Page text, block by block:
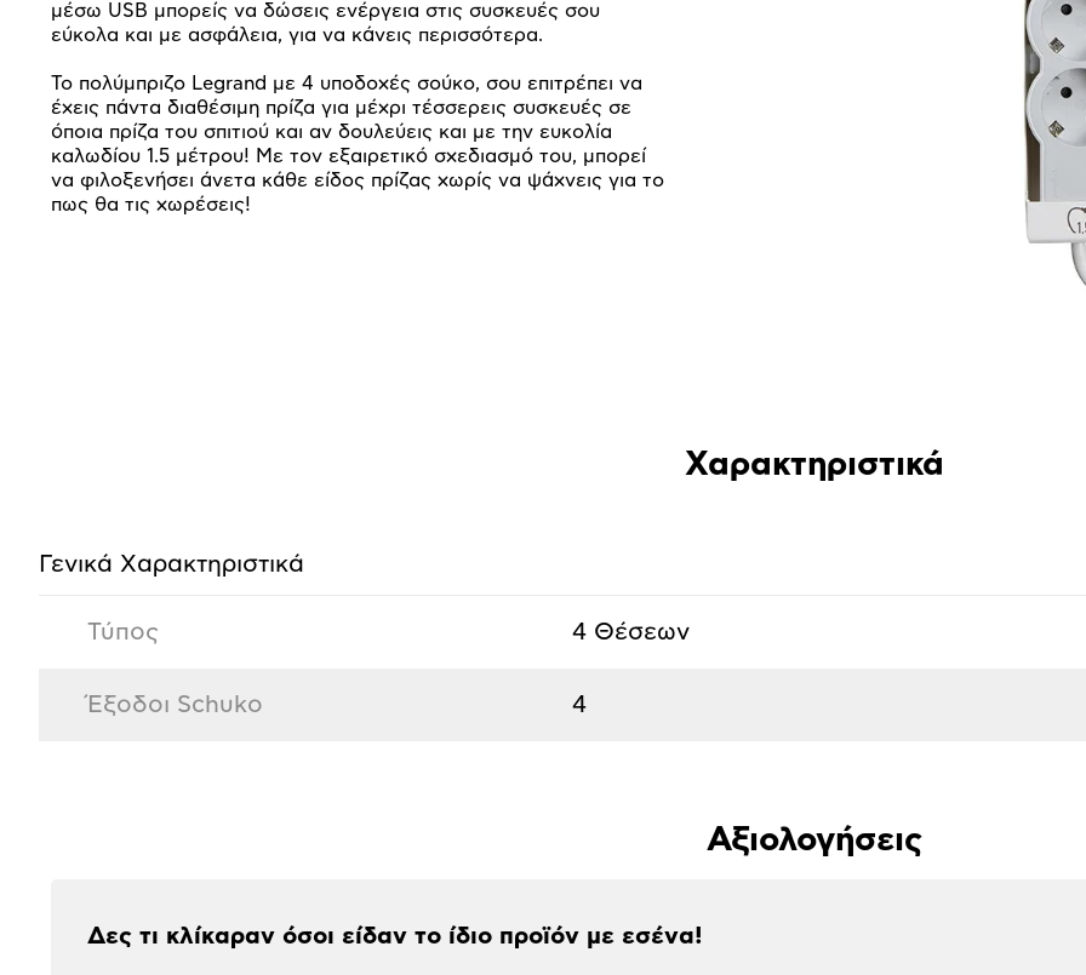
μέσω USB μπορείς να δώσεις ενέργεια στις συσκευές σου
εύκολα και με ασφάλεια, για να κάνεις περισσότερα.
Το πολύμπριζο Legrand με 4 υποδοχές σούκο, σου επιτρέπει να
έχεις πάντα διαθέσιμη πρίζα για μέχρι τέσσερεις συσκευές σε
όποια πρίζα του σπιτιού και αν δουλεύεις και με την ευκολία
καλωδίου 1.5 μέτρου! Με τον εξαιρετικό σχεδιασμό του, μπορεί
να φιλοξενήσει άνετα κάθε είδος πρίζας χωρίς να ψάχνεις για το
πως θα τις χωρέσεις!
Χαρακτηριστικά
Γενικά Xαρακτηριστικά
Τύπος 4 Θέσεων
Έξοδοι Schuko 4
Αξιολογήσεις
Δες τι κλίκαραν όσοι είδαν το ίδιο προϊόν με εσένα!